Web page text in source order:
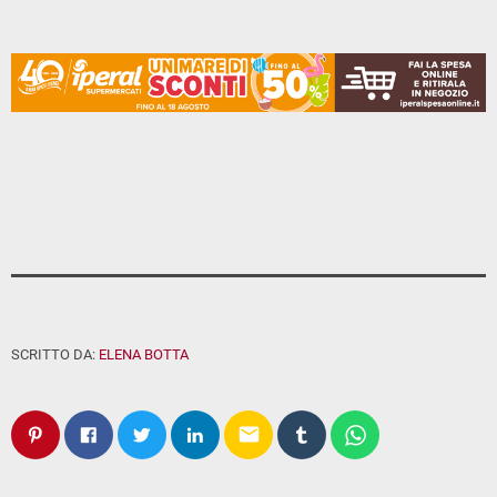
SCRITTO DA: ELENA BOTTA
email